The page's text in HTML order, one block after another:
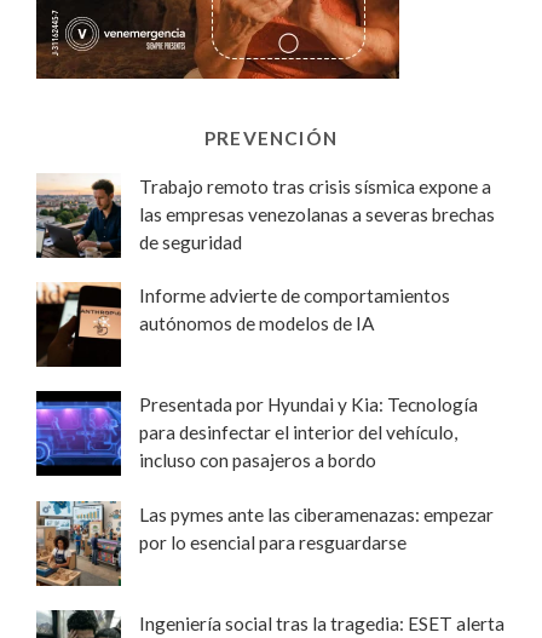
PREVENCIÓN
Trabajo remoto tras crisis sísmica expone a
las empresas venezolanas a severas brechas
de seguridad
Informe advierte de comportamientos
autónomos de modelos de IA
Presentada por Hyundai y Kia: Tecnología
para desinfectar el interior del vehículo,
incluso con pasajeros a bordo
Las pymes ante las ciberamenazas: empezar
por lo esencial para resguardarse
Ingeniería social tras la tragedia: ESET alerta